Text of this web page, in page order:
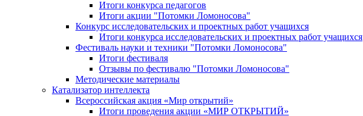
Итоги конкурса педагогов
Итоги акции "Потомки Ломоносова"
Конкурс исследовательских и проектных работ учащихся
Итоги конкурса исследовательских и проектных работ учащихся
Фестиваль науки и техники "Потомки Ломоносова"
Итоги фестиваля
Отзывы по фестивалю "Потомки Ломоносова"
Методические материалы
Катализатор интеллекта
Всероссийская акция «Мир открытий»
Итоги проведения акции «МИР ОТКРЫТИЙ»